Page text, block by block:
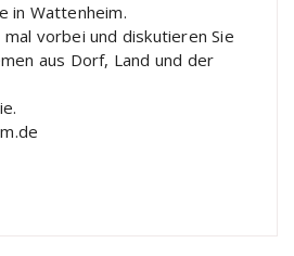
in Wattenheim.
mal vorbei und diskutieren Sie
aus Dorf, Land und der